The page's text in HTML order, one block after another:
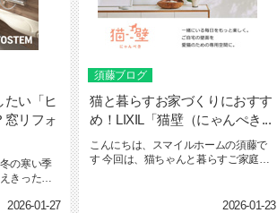
い「ヒ
窓リフォ
の寒い季
きった浴
2026-01-27
須藤ブログ
猫と暮らすお家づくりにおすす
め！LIXIL「猫壁（にゃんぺき...
こんにちは、スマイルホームの須藤で
す 今回は、猫ちゃんと暮らすご家庭に
2026-01-23